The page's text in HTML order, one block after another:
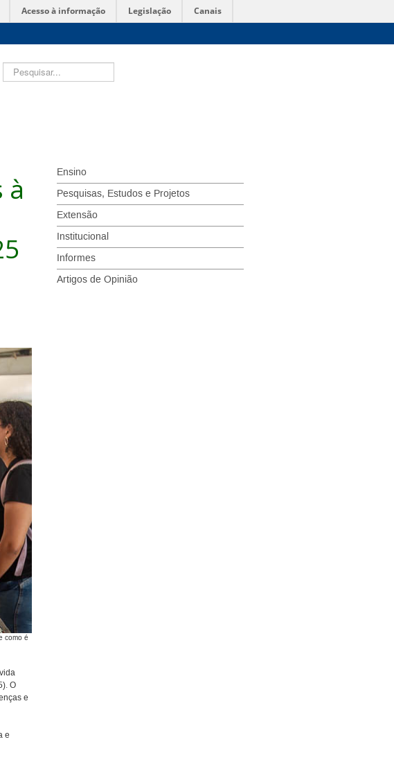
Acesso à informação Legislação Canais
Pesquisar...
à
como é
O
e
e
Ensino
Pesquisas, Estudos e Projetos
Extensão
Institucional
Informes
Artigos de Opinião